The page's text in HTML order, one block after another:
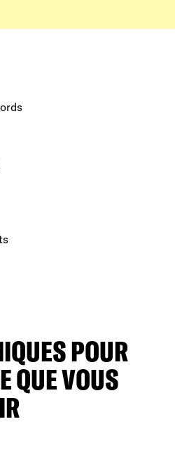
POUR
QUE VOUS